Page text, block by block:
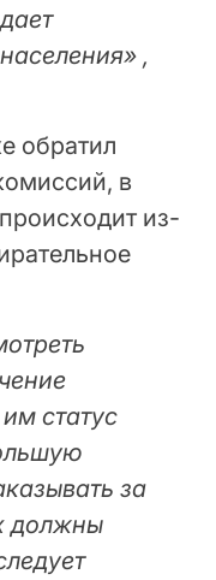
,
обратил
в
из-
статус
за
должны